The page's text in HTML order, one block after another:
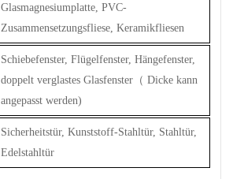
Glasmagnesiumplatte, PVC-
Zusammensetzungsfliese, Keramikfliesen
Schiebefenster, Flügelfenster, Hängefenster,
doppelt verglastes Glasfenster （ Dicke kann
angepasst werden)
Sicherheitstür, Kunststoff-Stahltür, Stahltür,
Edelstahltür